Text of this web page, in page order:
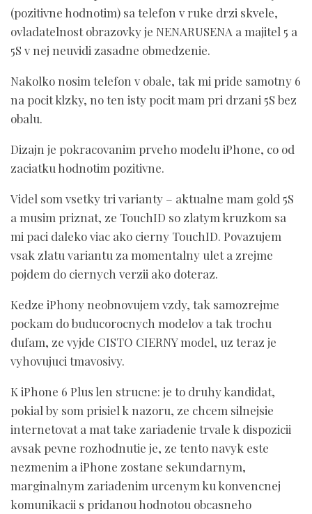
(pozitivne hodnotim) sa telefon v ruke drzi skvele,
ovladatelnost obrazovky je NENARUSENA a majitel 5 a
5S v nej neuvidi zasadne obmedzenie.
Nakolko nosim telefon v obale, tak mi pride samotny 6
na pocit klzky, no ten isty pocit mam pri drzani 5S bez
obalu.
Dizajn je pokracovanim prveho modelu iPhone, co od
zaciatku hodnotim pozitivne.
Videl som vsetky tri varianty – aktualne mam gold 5S
a musim priznat, ze TouchID so zlatym kruzkom sa
mi paci daleko viac ako cierny TouchID. Povazujem
vsak zlatu variantu za momentalny ulet a zrejme
pojdem do ciernych verzii ako doteraz.
Kedze iPhony neobnovujem vzdy, tak samozrejme
pockam do buducorocnych modelov a tak trochu
dufam, ze vyjde CISTO CIERNY model, uz teraz je
vyhovujuci tmavosivy.
K iPhone 6 Plus len strucne: je to druhy kandidat,
pokial by som prisiel k nazoru, ze chcem silnejsie
internetovat a mat take zariadenie trvale k dispozicii
avsak pevne rozhodnutie je, ze tento navyk este
nezmenim a iPhone zostane sekundarnym,
marginalnym zariadenim urcenym ku konvencnej
komunikacii s pridanou hodnotou obcasneho